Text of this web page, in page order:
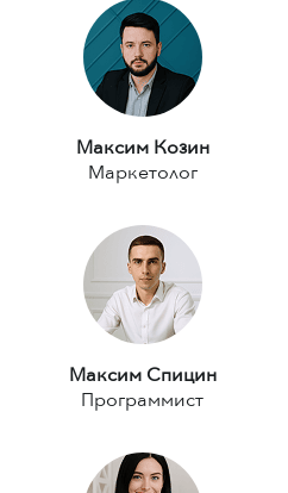
Максим Козин
Маркетолог
Максим Спицин
Программист